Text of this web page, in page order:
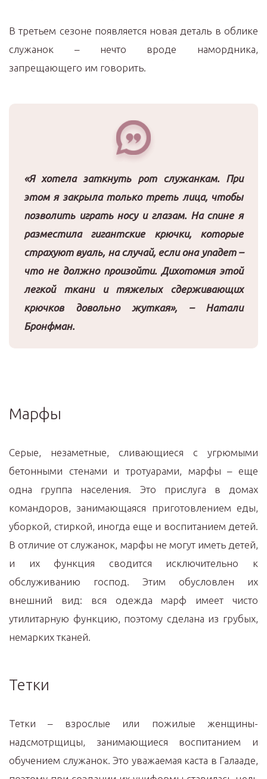
В третьем сезоне появляется новая деталь в облике
служанок – нечто вроде намордника,
запрещающего им говорить.
«Я хотела заткнуть рот служанкам. При
этом я закрыла только треть лица, чтобы
позволить играть носу и глазам. На спине я
разместила гигантские крючки, которые
страхуют вуаль, на случай, если она упадет –
что не должно произойти. Дихотомия этой
легкой ткани и тяжелых сдерживающих
крючков довольно жуткая», – Натали
Бронфман.
Марфы
Серые, незаметные, сливающиеся с угрюмыми
бетонными стенами и тротуарами, марфы – еще
одна группа населения. Это прислуга в домах
командоров, занимающаяся приготовлением еды,
уборкой, стиркой, иногда еще и воспитанием детей.
В отличие от служанок, марфы не могут иметь детей,
и их функция сводится исключительно к
обслуживанию господ. Этим обусловлен их
внешний вид: вся одежда марф имеет чисто
утилитарную функцию, поэтому сделана из грубых,
немарких тканей.
Тетки
Тетки – взрослые или пожилые женщины-
надсмотрщицы, занимающиеся воспитанием и
обучением служанок. Это уважаемая каста в Галааде,